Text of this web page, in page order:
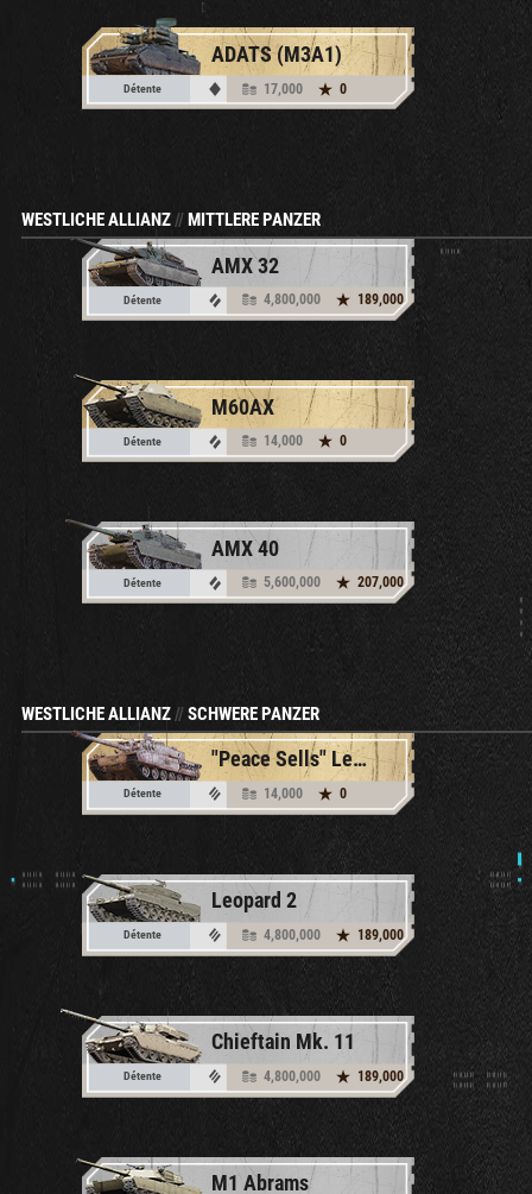
ADATS (M3A1)
Détente 17,000 0
WESTLICHE ALLIANZ//MITTLERE PANZER
AMX 32
Détente 4,800,000 189,000
M60AX
Détente 14,000 0
AMX 40
Détente 5,600,000 207,000
WESTLICHE ALLIANZ//SCHWERE PANZER
"Peace Sells" Leclerc Ares Prototype
Détente 14,000 0
Leopard 2
Détente 4,800,000 189,000
Chieftain Mk. 11
Détente 4,800,000 189,000
M1 Abrams